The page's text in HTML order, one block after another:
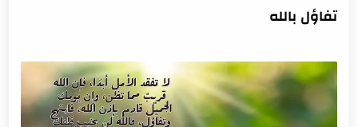
تفاؤل بالله